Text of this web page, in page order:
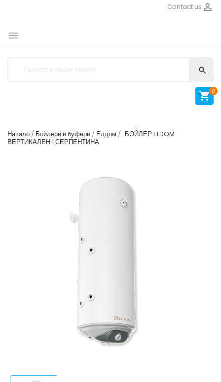

Contact us


 0
Начало Бойлери и буфери Елдом
БОЙЛЕР ELDOM
ВЕРТИКАЛЕН 1 СЕРПЕНТИНА